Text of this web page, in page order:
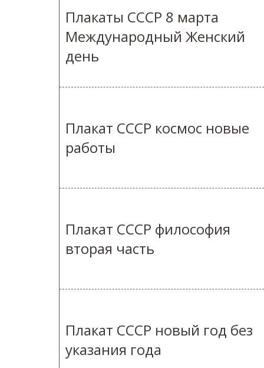
Плакаты СССР 8 марта
Международный Женский
день
Плакат СССР космос новые
работы
Плакат СССР философия
вторая часть
Плакат СССР новый год без
указания года